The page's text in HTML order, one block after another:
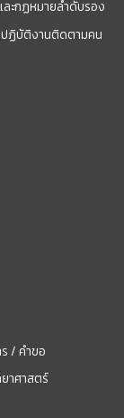
ะกฏหมายลำดับรอง
ปฏิบัติงานติดตามคน
/ คำขอ
าศาสตร์